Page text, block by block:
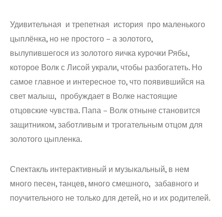
Удивительная и трепетная история про маленького
цыплёнка, но не простого – а золотого,
вылупившегося из золотого яичка курочки Рябы,
которое Волк с Лисой украли, чтобы разбогатеть. Но
самое главное и интересное то, что появившийся на
свет малыш, пробуждает в Волке настоящие
отцовские чувства. Папа – Волк отныне становится
защитником, заботливым и трогательным отцом для
золотого цыпленка.
Спектакль интерактивный и музыкальный, в нем
много песен, танцев, много смешного, забавного и
поучительного не только для детей, но и их родителей.